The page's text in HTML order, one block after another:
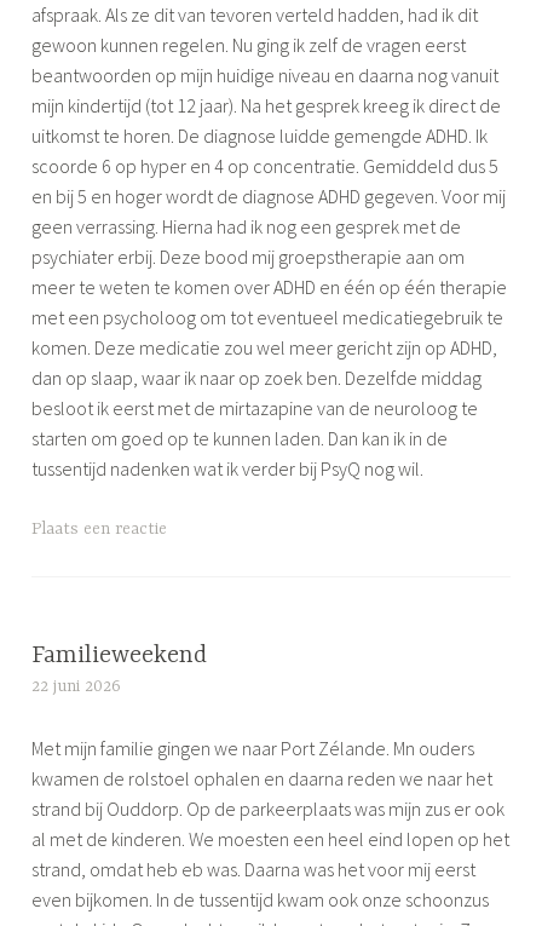
u
e
afspraak. Als ze dit van tevoren verteld hadden, had ik dit
gewoon kunnen regelen. Nu ging ik zelf de vragen eerst
beantwoorden op mijn huidige niveau en daarna nog vanuit
mijn kindertijd (tot 12 jaar). Na het gesprek kreeg ik direct de
uitkomst te horen. De diagnose luidde gemengde ADHD. Ik
scoorde 6 op hyper en 4 op concentratie. Gemiddeld dus 5
en bij 5 en hoger wordt de diagnose ADHD gegeven. Voor mij
geen verrassing. Hierna had ik nog een gesprek met de
psychiater erbij. Deze bood mij groepstherapie aan om
meer te weten te komen over ADHD en één op één therapie
met een psycholoog om tot eventueel medicatiegebruik te
komen. Deze medicatie zou wel meer gericht zijn op ADHD,
dan op slaap, waar ik naar op zoek ben. Dezelfde middag
besloot ik eerst met de mirtazapine van de neuroloog te
starten om goed op te kunnen laden. Dan kan ik in de
tussentijd nadenken wat ik verder bij PsyQ nog wil.
G
g
g
d
p
Plaats een reactie
Familieweekend
22 juni 2026
m
o
n
e
Met mijn familie gingen we naar Port Zélande. Mn ouders
kwamen de rolstoel ophalen en daarna reden we naar het
strand bij Ouddorp. Op de parkeerplaats was mijn zus er ook
al met de kinderen. We moesten een heel eind lopen op het
strand, omdat heb eb was. Daarna was het voor mij eerst
even bijkomen. In de tussentijd kwam ook onze schoonzus